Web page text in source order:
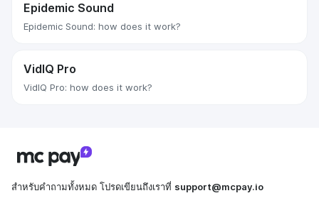
Epidemic Sound
Epidemic Sound: how does it work?
VidIQ Pro
VidIQ Pro: how does it work?
สำหรับคำถามทั้งหมด โปรดเขียนถึงเราที่ support@mcpay.io